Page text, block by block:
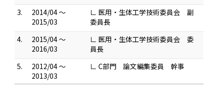
3.
2014/04 ～
2015/03
∟ 医用・生体工学技術委員会 副
委員長
4.
2015/04 ～
2016/03
∟ 医用・生体工学技術委員会 委
員長
5.
2012/04 ～
2013/03
∟ C部門 論文編集委員 幹事